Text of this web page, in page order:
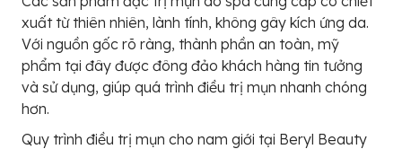
xuất từ thiên nhiên, lành tính, không gây kích ứng da.
Với nguồn gốc rõ ràng, thành phần an toàn, mỹ
phẩm tại đây được đông đảo khách hàng tin tưởng
và sử dụng, giúp quá trình điều trị mụn nhanh chóng
hơn.
Quy trình điều trị mụn cho nam giới tại Beryl Beauty